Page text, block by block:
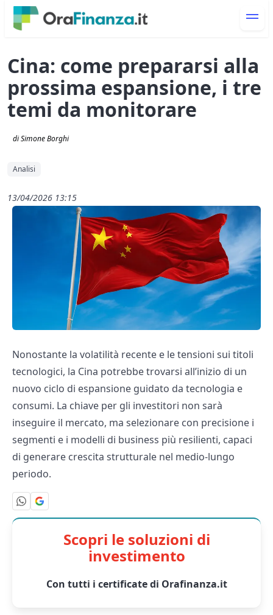
Cina: come prepararsi alla
prossima espansione, i tre
temi da monitorare
di Simone Borghi
Analisi
13/04/2026 13:15
Nonostante la volatilità recente e le tensioni sui titoli
tecnologici, la Cina potrebbe trovarsi all’inizio di un
nuovo ciclo di espansione guidato da tecnologia e
consumi. La chiave per gli investitori non sarà
inseguire il mercato, ma selezionare con precisione i
segmenti e i modelli di business più resilienti, capaci
di generare crescita strutturale nel medio-lungo
periodo.
Scopri le soluzioni di
investimento
Con tutti i certificate di Orafinanza.it